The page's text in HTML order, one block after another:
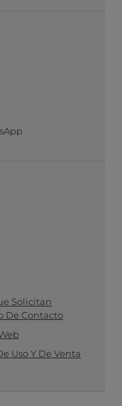
Solicitan
De Contacto
Uso Y De Venta